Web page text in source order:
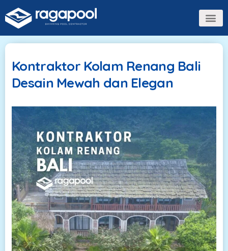
Kontraktor Kolam Renang Bali
Desain Mewah dan Elegan